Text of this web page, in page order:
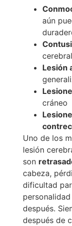
aún
cerebral
Lesión
cráneo
Uno de los
lesión
son
cabeza,
dificultad
después.
después de